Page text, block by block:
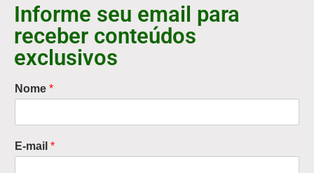
Informe seu email para
receber conteúdos
exclusivos
Nome *
E-mail *